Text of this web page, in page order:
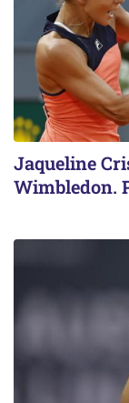
Jaqueline
Wimbledon.